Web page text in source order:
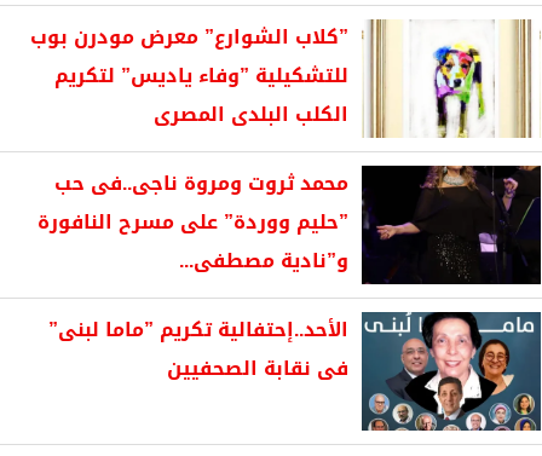
”كلاب الشوارع” معرض مودرن بوب
للتشكيلية ”وفاء ياديس” لتكريم
الكلب البلدى المصرى
محمد ثروت ومروة ناجى..فى حب
”حليم ووردة” على مسرح النافورة
و”نادية مصطفى...
الأحد..إحتفالية تكريم ”ماما لبنى”
فى نقابة الصحفيين